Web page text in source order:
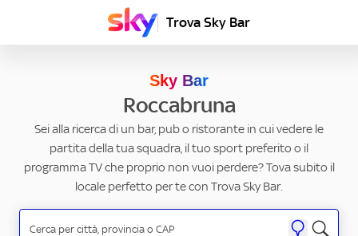
Trova Sky Bar
Sky Bar
Roccabruna
Sei alla ricerca di un bar, pub o ristorante in cui vedere le
partita della tua squadra, il tuo sport preferito o il
programma TV che proprio non vuoi perdere? Tova subito il
locale perfetto per te con Trova Sky Bar.